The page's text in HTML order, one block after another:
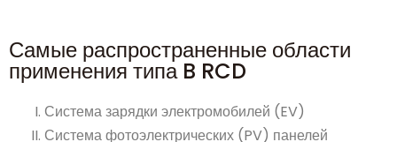
Самые распространенные области
применения типа B RCD
Система зарядки электромобилей (EV)
Система фотоэлектрических (PV) панелей